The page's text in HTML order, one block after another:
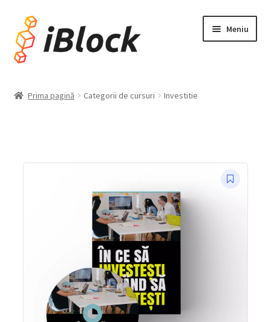
Meniu
Blog (Newsletters)
Prima pagină Categorii de cursuri Investitie